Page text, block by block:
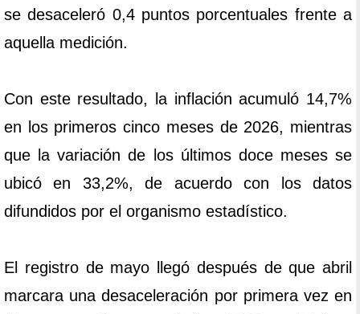
se desaceleró 0,4 puntos porcentuales frente a
aquella medición.
Con este resultado, la inflación acumuló 14,7%
en los primeros cinco meses de 2026, mientras
que la variación de los últimos doce meses se
ubicó en 33,2%, de acuerdo con los datos
difundidos por el organismo estadístico.
El registro de mayo llegó después de que abril
marcara una desaceleración por primera vez en